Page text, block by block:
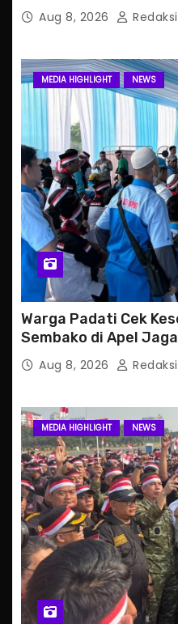
Aug 8, 2026 Redaksi
MEDIA HIGHLIGHT NEWS
Warga Padati Cek
Sembako di Apel
Aug 8, 2026 Redaksi
MEDIA HIGHLIGHT NEWS